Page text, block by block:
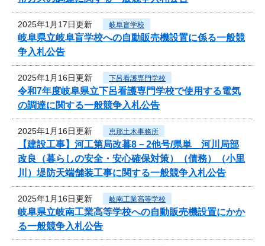
2025年1月17日更新 岐阜盲学校
岐阜県立岐阜盲学校への自動販売機設置に係る一般競
争入札公告
2025年1月16日更新 下呂看護専門学校
令和7年度岐阜県立下呂看護専門学校で使用する電気
の調達に関する一般競争入札公告
2025年1月16日更新 恵那土木事務所
【建設工事】河工第局改暮8－2他号/県単 河川局部
改良（暮らしの安全・安心確保対策）（債務）（小里
川）堤防天端舗装工事に関する一般競争入札公告
2025年1月16日更新 岐南工業高等学校
岐阜県立岐南工業高等学校への自動販売機設置にかか
る一般競争入札公告